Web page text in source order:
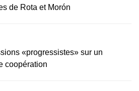
de Rota et Morón
«progressistes» sur un
coopération